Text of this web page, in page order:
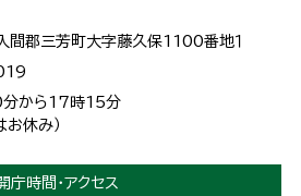
間郡三芳町大字藤久保1100番地１
から17時15分
休み）
庁時間・アクセス